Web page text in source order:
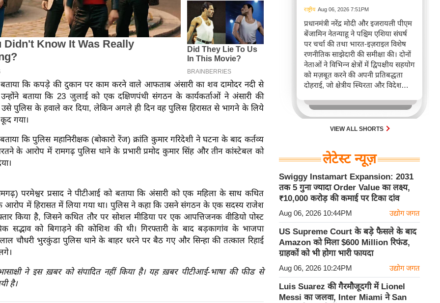
बताया कि कपड़े की दुकान पर काम करने वाले आफताब अंसारी का शव दामोदर नदी से
उन्होंने बताया कि 23 जुलाई को एक दक्षिणपंथी संगठन के कार्यकर्ताओं ने अंसारी की
उसे पुलिस के हवाले कर दिया, लेकिन अगले ही दिन वह पुलिस हिरासत से भागने के लिये
कूद गया।
कि पुलिस महानिरीक्षक (बोकारो रेंज) क्रांति कुमार गरिदेशी ने घटना के बाद कर्तव्य
के आरोप में रामगढ़ पुलिस थाने के प्रभारी प्रमोद कुमार सिंह और तीन कांस्टेबल को
परमेश्वर प्रसाद ने पीटीआई को बताया कि अंसारी को एक महिला के साथ कथित
आरोप में हिरासत में लिया गया था। पुलिस ने कहा कि उसने संगठन के एक सदस्य राजेश
किया है, जिसने कथित तौर पर सोशल मीडिया पर एक आपत्तिजनक वीडियो पोस्ट
सद्भाव को बिगाड़ने की कोशिश की थी। गिरफ्तारी के बाद बड़कागांव के भाजपा
चौधरी भुरकुंडा पुलिस थाने के बाहर धरने पर बैठ गए और सिन्हा की तत्काल रिहाई
ने इस ख़बर को संपादित नहीं किया है। यह ख़बर पीटीआई-भाषा की फीड से
है।
राष्ट्रीय Aug 06, 2026 7:51PM
प्रधानमंत्री नरेंद्र मोदी और इजरायली पीएम
बेंजामिन नेतन्याहू ने पश्चिम एशिया संघर्ष
पर चर्चा की तथा भारत-इज़राइल विशेष
रणनीतिक साझेदारी की समीक्षा की। दोनों
नेताओं ने विभिन्न क्षेत्रों में द्विपक्षीय सहयोग
को मज़बूत करने की अपनी प्रतिबद्धता
दोहराई, जो क्षेत्रीय स्थिरता और विदेश
करता है।
VIEW ALL SHORTS
लेटेस्ट न्यूज़
Swiggy Instamart Expansion: 2031
तक 5 गुना ज्यादा Order Value का लक्ष्य,
₹10,000 करोड़ की कमाई पर टिका दांव
Aug 06, 2026 10:44PM उद्योग जगत
US Supreme Court के बड़े फैसले के बाद
Amazon को मिला $600 Million रिफंड,
ग्राहकों को भी होगा भारी फायदा
Aug 06, 2026 10:24PM उद्योग जगत
Luis Suarez की गैरमौजूदगी में Lionel
Messi का जलवा, Inter Miami ने San